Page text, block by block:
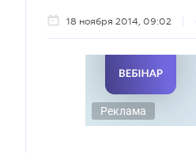
18 ноября 2014, 09:02
Реклама